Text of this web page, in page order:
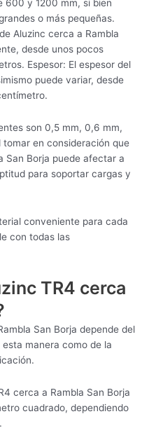
600 y 1200 mm, si bien
o más pequeñas.
Aluzinc cerca a Rambla
desde unos pocos
Espesor: El espesor del
puede variar, desde
son 0,5 mm, 0,6 mm,
tomar en consideración que
San Borja puede afectar a
para soportar cargas y
conveniente para cada
con todas las
TR4 cerca
San Borja depende del
manera como de la
cerca a Rambla San Borja
cuadrado, dependiendo